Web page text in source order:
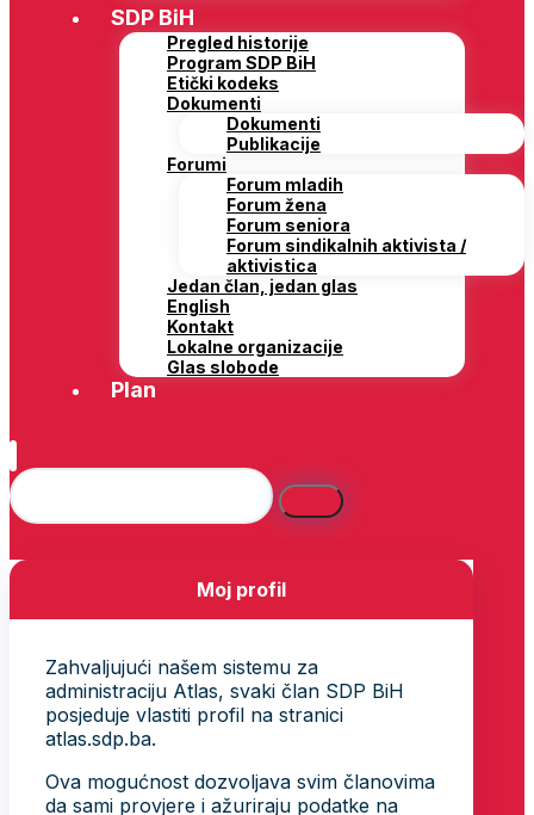
SDP BiH
Pregled historije
Program SDP BiH
Etički kodeks
Dokumenti
Dokumenti
Publikacije
Forumi
Forum mladih
Forum žena
Forum seniora
Forum sindikalnih aktivista /
aktivistica
Jedan član, jedan glas
English
Kontakt
Lokalne organizacije
Glas slobode
Plan
Moj profil
Zahvaljujući našem sistemu za
administraciju Atlas, svaki član SDP BiH
posjeduje vlastiti profil na stranici
atlas.sdp.ba.
Ova mogućnost dozvoljava svim članovima
da sami provjere i ažuriraju podatke na